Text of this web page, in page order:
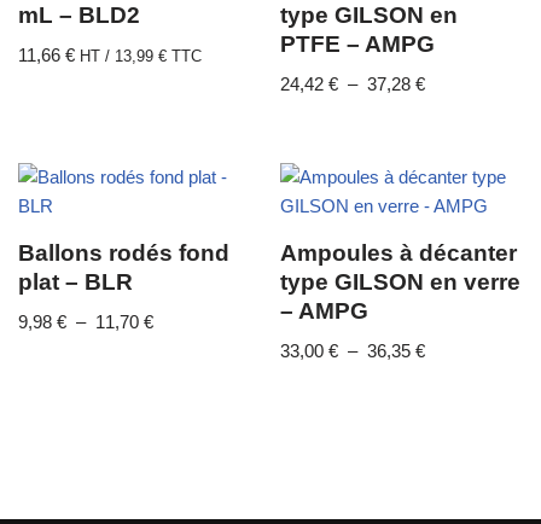
mL – BLD2
11,66 € HT / 13,99 € TTC
type GILSON en
PTFE – AMPG
24,42€ – 37,28€
Ballons rodés fond
plat – BLR
9,98 € – 11,70 €
Ampoules à décanter
type GILSON en verre
– AMPG
33,00€ – 36,35€